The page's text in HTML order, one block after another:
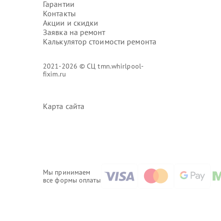
Гарантии
Контакты
Акции и скидки
Заявка на ремонт
Калькулятор стоимости ремонта
2021-2026 © СЦ tmn.whirlpool-
fixim.ru
Карта сайта
Мы принимаем
все формы оплаты